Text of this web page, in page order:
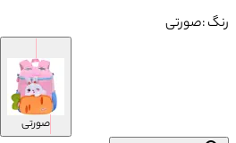
رنگ :صورتی
صورتی